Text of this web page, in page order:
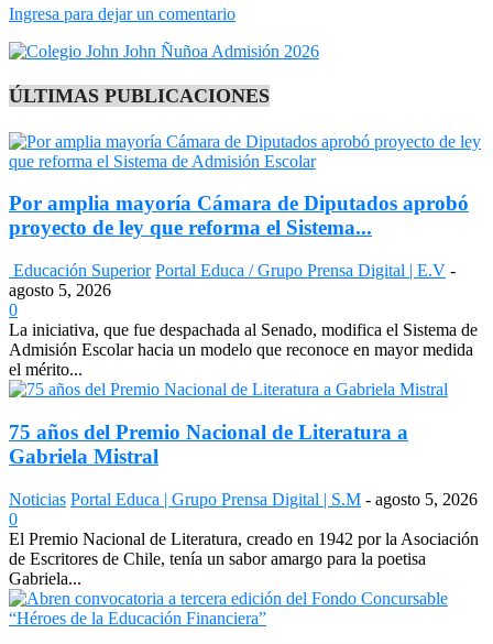
Ingresa para dejar un comentario
ÚLTIMAS PUBLICACIONES
Por amplia mayoría Cámara de Diputados aprobó
proyecto de ley que reforma el Sistema...
Educación Superior Portal Educa / Grupo Prensa Digital | E.V -
agosto 5, 2026
0
La iniciativa, que fue despachada al Senado, modifica el Sistema de
Admisión Escolar hacia un modelo que reconoce en mayor medida
el mérito...
75 años del Premio Nacional de Literatura a
Gabriela Mistral
Noticias Portal Educa | Grupo Prensa Digital | S.M - agosto 5, 2026
0
El Premio Nacional de Literatura, creado en 1942 por la Asociación
de Escritores de Chile, tenía un sabor amargo para la poetisa
Gabriela...